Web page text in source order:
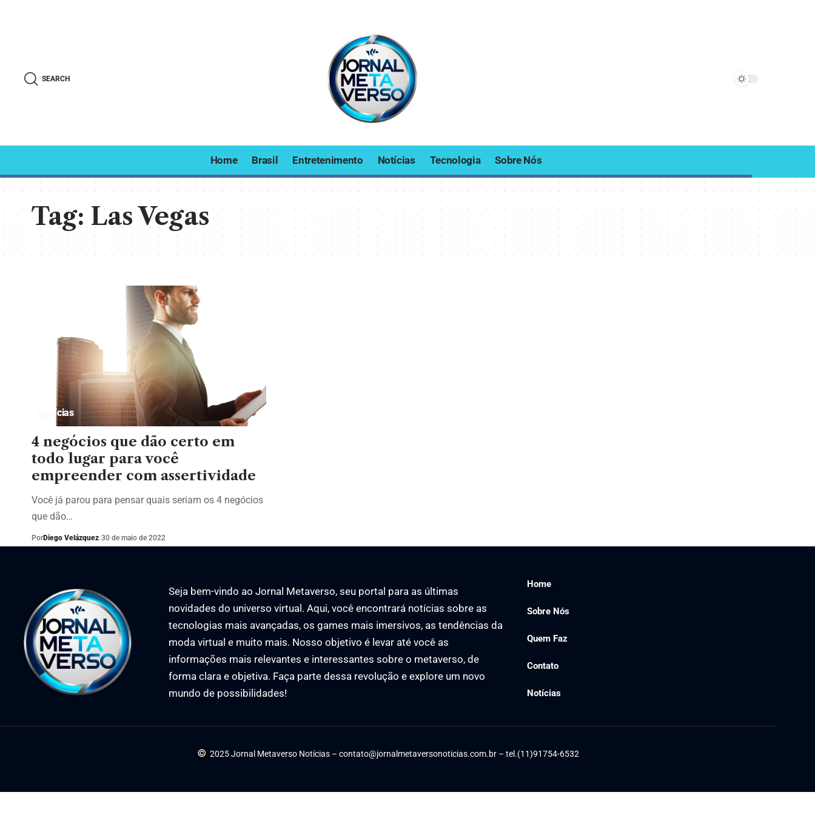
SEARCH
Home Brasil Entretenimento Notícias Tecnologia Sobre Nós
Tag:Las Vegas
Notícias
4 negócios que dão certo em
todo lugar para você
empreender com assertividade
Você já parou para pensar quais seriam os 4 negócios
que dão…
PorDiego Velázquez 30 de maio de 2022
Seja bem-vindo ao Jornal Metaverso, seu portal para as últimas
novidades do universo virtual. Aqui, você encontrará notícias sobre as
tecnologias mais avançadas, os games mais imersivos, as tendências da
moda virtual e muito mais. Nosso objetivo é levar até você as
informações mais relevantes e interessantes sobre o metaverso, de
forma clara e objetiva. Faça parte dessa revolução e explore um novo
mundo de possibilidades!
Home
Sobre Nós
Quem Faz
Contato
Notícias
© 2025 Jornal Metaverso Notícias – contato@jornalmetaversonoticias.com.br – tel.(11)91754-6532